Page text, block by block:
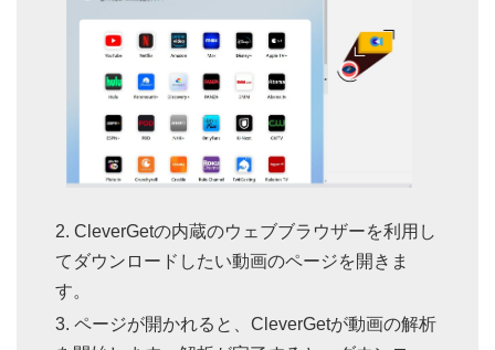
CleverGetの内蔵のウェブブラウザーを利用し
てダウンロードしたい動画のページを開きま
す。
ページが開かれると、CleverGetが動画の解析